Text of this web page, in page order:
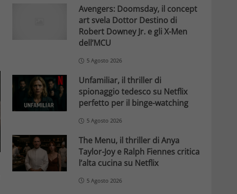
Avengers: Doomsday, il concept
art svela Dottor Destino di
Robert Downey Jr. e gli X-Men
dell’MCU
5 Agosto 2026
Unfamiliar, il thriller di
spionaggio tedesco su Netflix
perfetto per il binge-watching
5 Agosto 2026
The Menu, il thriller di Anya
Taylor-Joy e Ralph Fiennes critica
l’alta cucina su Netflix
5 Agosto 2026